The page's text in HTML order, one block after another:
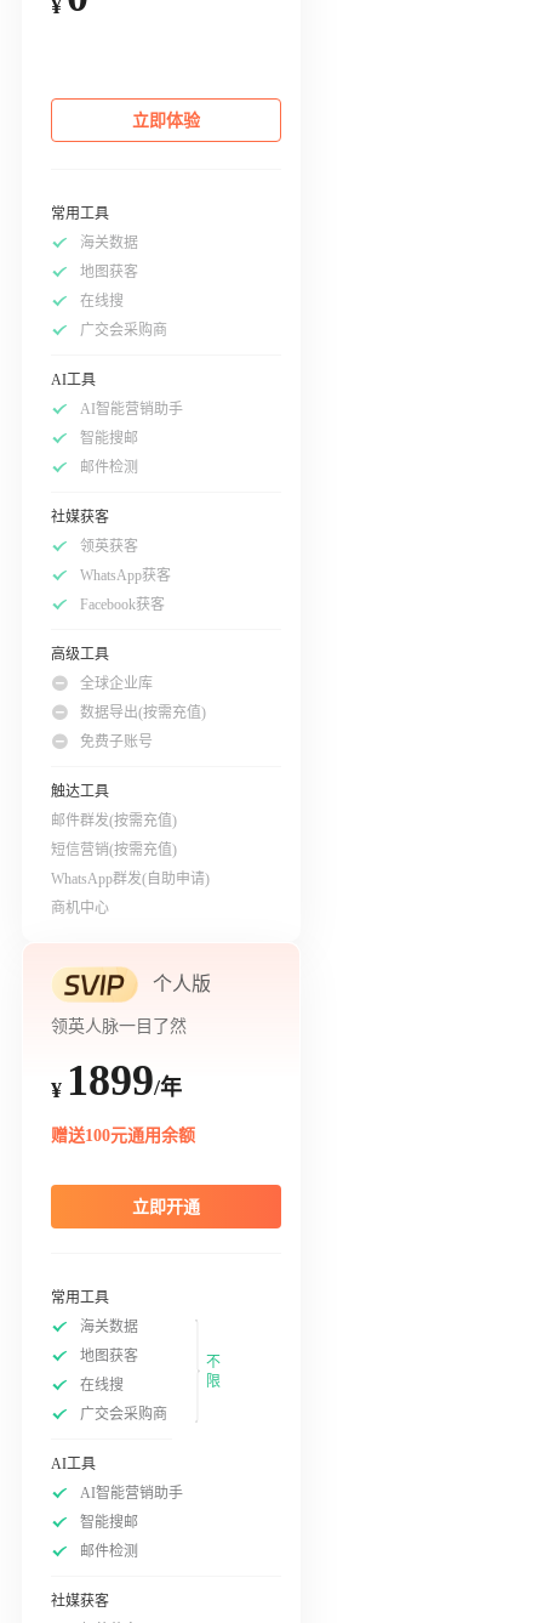
¥
立即体验
常用工具
海关数据
地图获客
在线搜
广交会采购商
AI工具
AI智能营销助手
智能搜邮
邮件检测
社媒获客
领英获客
WhatsApp获客
Facebook获客
高级工具
全球企业库
数据导出(按需充值)
免费子账号
触达工具
邮件群发(按需充值)
短信营销(按需充值)
WhatsApp群发(自助申请)
商机中心
个人版
领英人脉一目了然
¥ 1899/年
赠送100元通用余额
立即开通
常用工具
海关数据
地图获客
在线搜
广交会采购商
不
限
AI工具
AI智能营销助手
智能搜邮
邮件检测
社媒获客